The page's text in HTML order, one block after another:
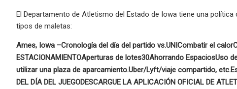
El Departamento de Atletismo del Estado de Iowa tiene una
tipos de maletas:
Ames, Iowa –Cronología del día del partido vs.UNICombatir el calor
ESTACIONAMIENTOAperturas de lotes30Ahorrando EspaciosUso
utilizar una plaza de aparcamiento.Uber/Lyft/viaje compartido, etc.
DEL DÍA DEL JUEGODESCARGUE LA APLICACIÓN OFICIAL DE